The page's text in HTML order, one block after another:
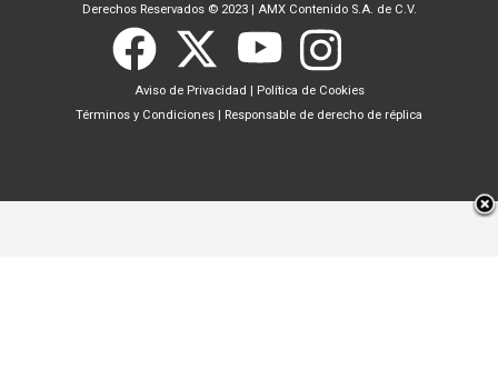
Derechos Reservados © 2023 | AMX Contenido S.A. de C.V.
Aviso de Privacidad | Política de Cookies
Términos y Condiciones | Responsable de derecho de réplica